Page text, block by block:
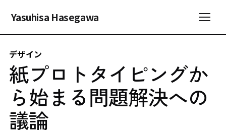
Yasuhisa Hasegawa
デザイン
紙プロトタイピングか
ら始まる問題解決への
議論